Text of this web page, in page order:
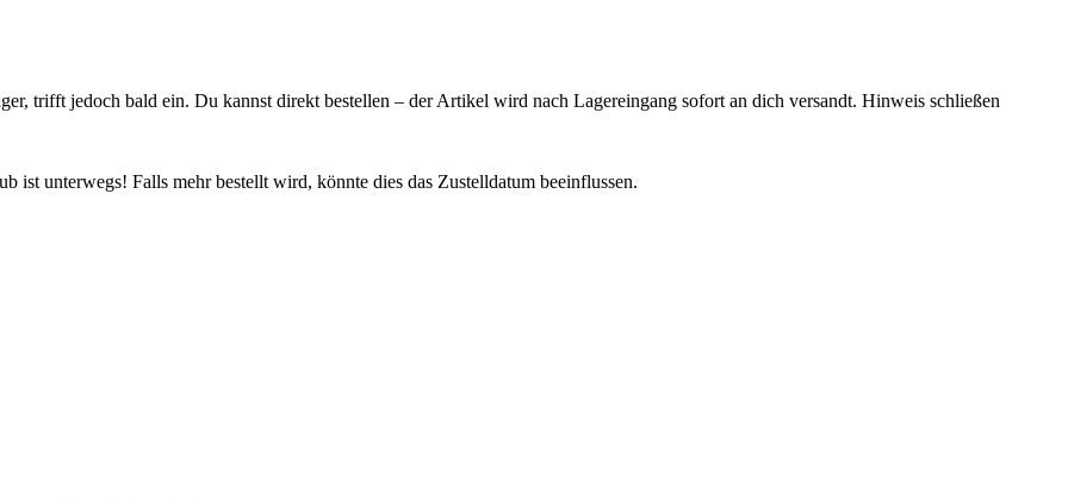
trifft jedoch bald ein. Du kannst direkt bestellen – der Artikel wird nach Lagereingang sofort an dich versandt. Hinweis schließen
ist unterwegs! Falls mehr bestellt wird, könnte dies das Zustelldatum beeinflussen.